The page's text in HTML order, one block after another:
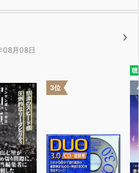
08月08日
3位
聴